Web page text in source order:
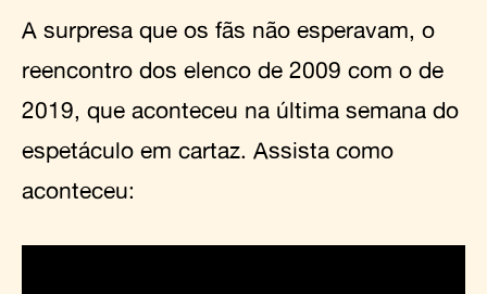
A surpresa que os fãs não esperavam, o
reencontro dos elenco de 2009 com o de
2019, que aconteceu na última semana do
espetáculo em cartaz. Assista como
aconteceu: